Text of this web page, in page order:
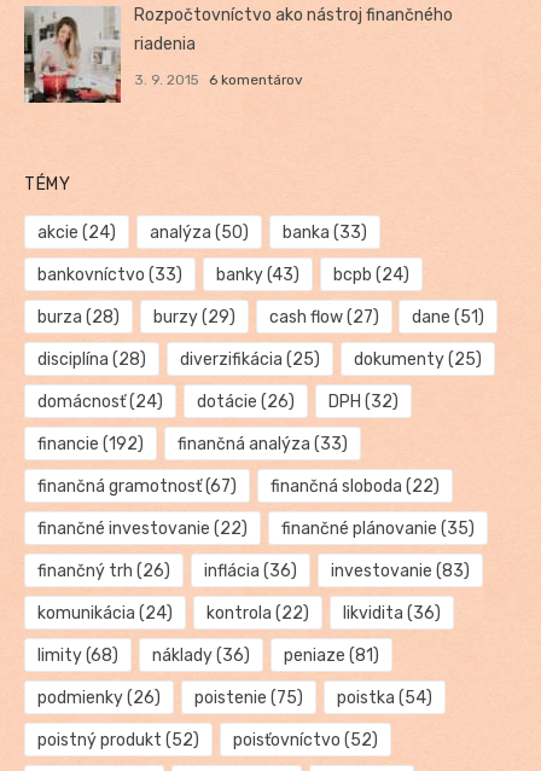
Rozpočtovníctvo ako nástroj finančného
riadenia
3. 9. 2015 6 komentárov
TÉMY
akcie (24) analýza (50) banka (33)
bankovníctvo (33) banky(43) bcpb (24)
burza (28) burzy(29) cash flow(27) dane (51)
disciplína (28) diverzifikácia (25) dokumenty(25)
domácnosť(24) dotácie (26) DPH (32)
financie (192) finančná analýza (33)
finančná gramotnosť(67) finančná sloboda (22)
finančné investovanie (22) finančné plánovanie (35)
finančný trh (26) inflácia (36) investovanie (83)
komunikácia (24) kontrola (22) likvidita (36)
limity(68) náklady(36) peniaze (81)
podmienky(26) poistenie (75) poistka (54)
poistný produkt (52) poisťovníctvo (52)